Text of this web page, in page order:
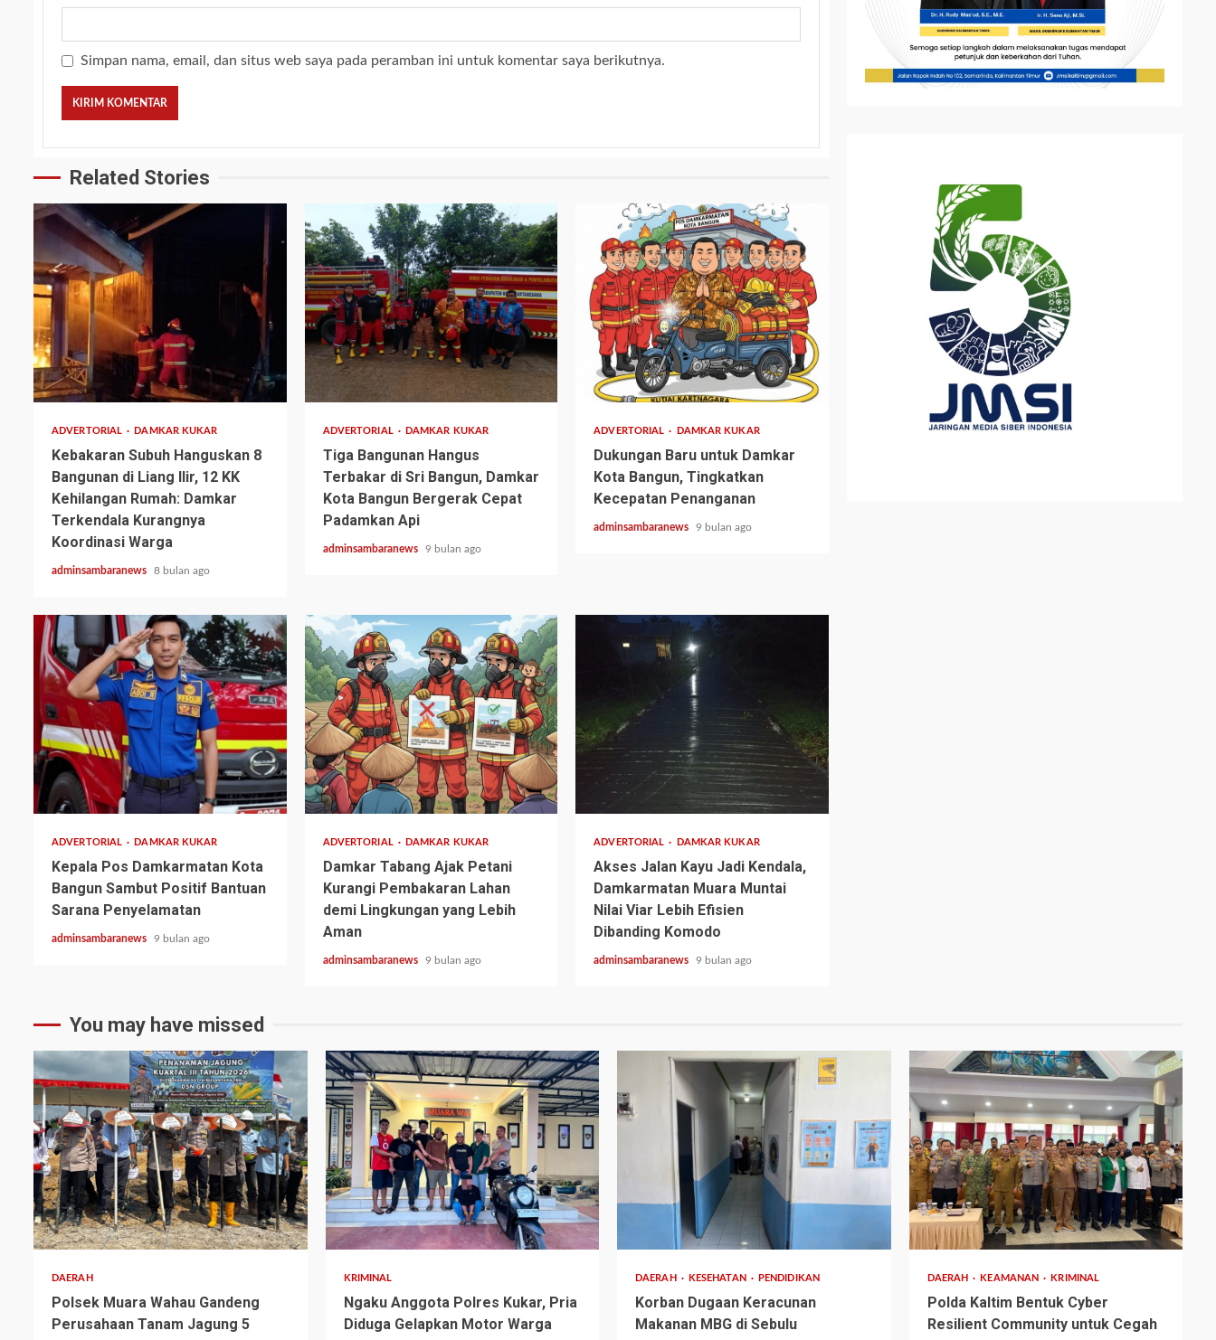
Simpan nama, email, dan situs web saya pada peramban ini untuk komentar saya berikutnya.
Related Stories
2 min read
ADVERTORIAL DAMKAR KUKAR
Kebakaran Subuh Hanguskan 8
Bangunan di Liang Ilir, 12 KK
Kehilangan Rumah: Damkar
Terkendala Kurangnya
Koordinasi Warga
adminsambaranews 8 bulan ago
1 min read
ADVERTORIAL DAMKAR KUKAR
Tiga Bangunan Hangus
Terbakar di Sri Bangun, Damkar
Kota Bangun Bergerak Cepat
Padamkan Api
adminsambaranews 9 bulan ago
1 min read
ADVERTORIAL DAMKAR KUKAR
Dukungan Baru untuk Damkar
Kota Bangun, Tingkatkan
Kecepatan Penanganan
adminsambaranews 9 bulan ago
1 min read
ADVERTORIAL DAMKAR KUKAR
Kepala Pos Damkarmatan Kota
Bangun Sambut Positif Bantuan
Sarana Penyelamatan
adminsambaranews 9 bulan ago
1 min read
ADVERTORIAL DAMKAR KUKAR
Damkar Tabang Ajak Petani
Kurangi Pembakaran Lahan
demi Lingkungan yang Lebih
Aman
adminsambaranews 9 bulan ago
2 min read
ADVERTORIAL DAMKAR KUKAR
Akses Jalan Kayu Jadi Kendala,
Damkarmatan Muara Muntai
Nilai Viar Lebih Efisien
Dibanding Komodo
adminsambaranews 9 bulan ago
You may have missed
2 min read
DAERAH
Polsek Muara Wahau Gandeng
Perusahaan Tanam Jagung 5
2 min read
KRIMINAL
Ngaku Anggota Polres Kukar, Pria
Diduga Gelapkan Motor Warga
3 min read
DAERAH KESEHATAN PENDIDIKAN
Korban Dugaan Keracunan
Makanan MBG di Sebulu
2 min read
DAERAH KEAMANAN KRIMINAL
Polda Kaltim Bentuk Cyber
Resilient Community untuk Cegah